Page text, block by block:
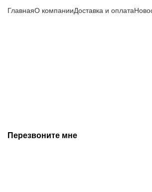
ГлавнаяО компанииДоставка и оплата
Перезвоните мне